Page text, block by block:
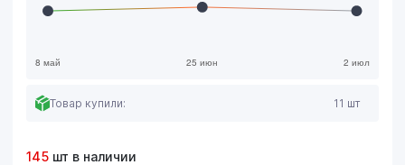
Товар купили: 11 шт
145 шт в наличии